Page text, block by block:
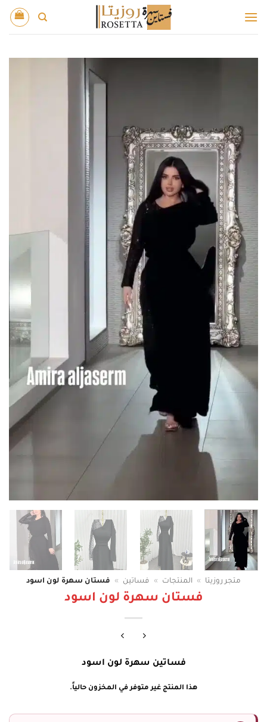
للمحتوى
متجر روزيتا » المنتجات » فساتين » فستان سهرة لون اسود
فستان سهرة لون اسود
فساتين سهرة لون اسود
هذا المنتج غير متوفر في المخزون حالياً.